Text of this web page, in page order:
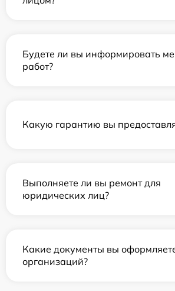
Будете ли вы информировать
работ?
Какую гарантию вы
Выполняете ли вы ремонт для
юридических лиц?
Какие документы вы
организаций?